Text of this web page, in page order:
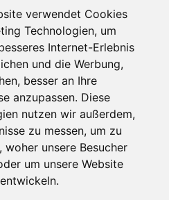
verwendet Cookies
Technologien, um
Internet-Erlebnis
und die Werbung,
besser an Ihre
anzupassen. Diese
nutzen wir außerdem,
zu messen, um zu
woher unsere Besucher
um unsere Website
Партнерам
Инвесторам
Медиа
Facebook